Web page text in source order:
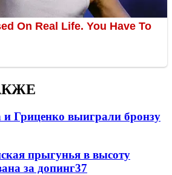
Гриценко выиграли бронзу
прыгунья в высоту
за допинг37